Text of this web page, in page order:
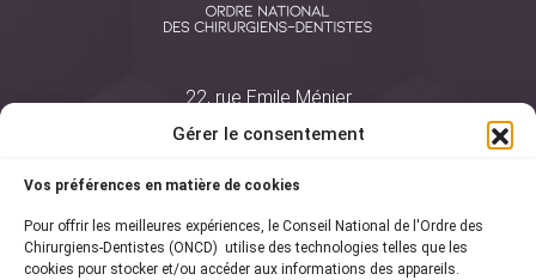
Gérer le consentement
Vos préférences en matière de cookies
Pour offrir les meilleures expériences, le Conseil National de l'Ordre des
Chirurgiens-Dentistes (ONCD) utilise des technologies telles que les
cookies pour stocker et/ou accéder aux informations des appareils.
22, rue Emile Ménier
75761 Paris Cedex 16
01 44 34 78 80
courrier@oncd.org